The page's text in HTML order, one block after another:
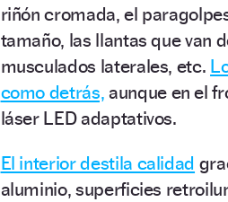
riñón cromada, el
tamaño, las llantas que van
musculados laterales, etc.
como detrás, aunque en el
láser LED adaptativos.
El interior destila calidad
aluminio, superficies